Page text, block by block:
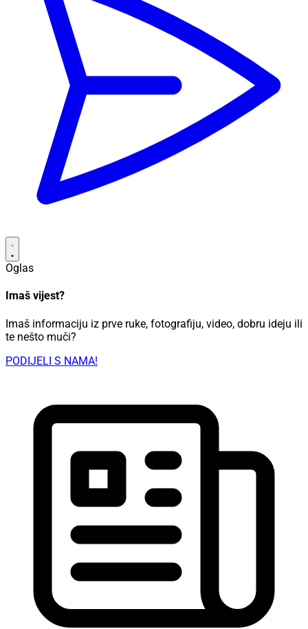
Oglas
Imaš vijest?
Imaš informaciju iz prve ruke, fotografiju, video, dobru ideju ili
te nešto muči?
PODIJELI S NAMA!